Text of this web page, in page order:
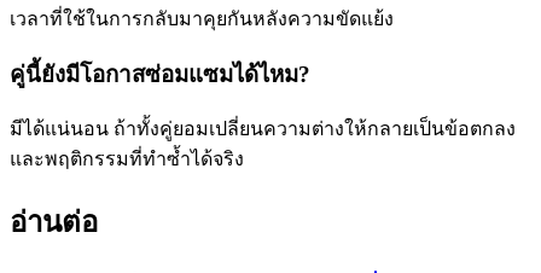
เวลาที่ใช้ในการกลับมาคุยกันหลังความขัดแย้ง
คู่นี้ยังมีโอกาสซ่อมแซมได้ไหม?
มีได้แน่นอน ถ้าทั้งคู่ยอมเปลี่ยนความต่างให้กลายเป็นข้อตกลง
และพฤติกรรมที่ทำซ้ำได้จริง
อ่านต่อ